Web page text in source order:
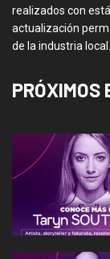
realizados con
actualización
de la industria local.
PRÓXIMOS